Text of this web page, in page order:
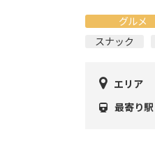
グルメ
スナック
エリア
最寄り駅